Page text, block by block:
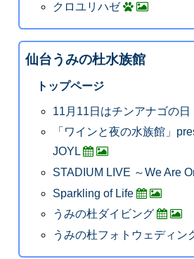
クロユリハゼ
仙台うみの杜水族館
トップページ
11月11日はチンアナゴの日
「ワインと夜の水族館」
JOYL
STADIUM LIVE ～We Are
Sparkling of Life
うみの杜ダイビング
うみの杜フォトウェディン